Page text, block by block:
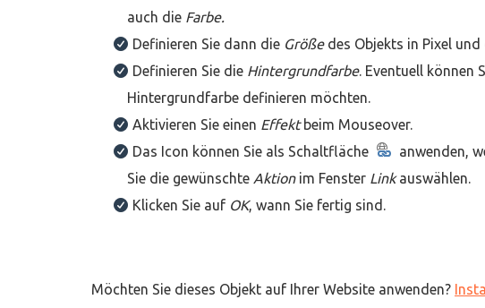
auch die Farbe.
Definieren Sie dann die Größe des Objekts in Pixel und
Definieren Sie die Hintergrundfarbe. Eventuell können
Hintergrundfarbe definieren möchten.
Aktivieren Sie einen Effektbeim Mouseover.
Das Icon können Sie als Schaltfläche
anwenden,
Sie die gewünschte Aktionim Fenster Linkauswählen.
Klicken Sie auf OK, wann Sie fertig sind.
Möchten Sie dieses Objekt auf Ihrer Website anwenden?